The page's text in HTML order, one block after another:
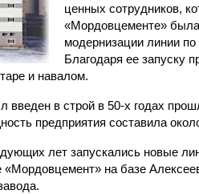
ценных сотрудников,
«Мордовцементе»
модернизации линии
Благодаря ее запуску
и навалом.
в строй в 50-х годах
предприятия составила
лет запускались новые
на базе